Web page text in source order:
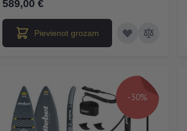
589,00 €
Pievienot grozam
-30%